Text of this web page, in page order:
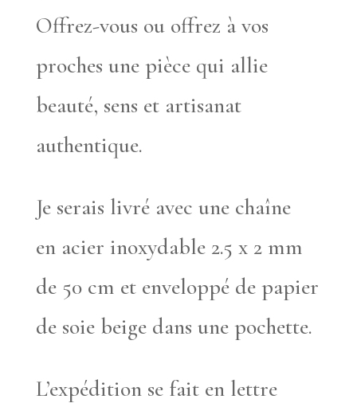
Offrez-vous ou offrez à vos
proches une pièce qui allie
beauté, sens et artisanat
authentique.
Je serais livré avec une chaîne
en acier inoxydable 2.5 x 2 mm
de 50 cm et enveloppé de papier
de soie beige dans une pochette.
L’expédition se fait en lettre